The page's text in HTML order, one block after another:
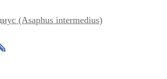
(Asaphus intermedius)